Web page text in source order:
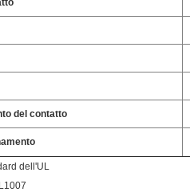
del contatto
dell'UL